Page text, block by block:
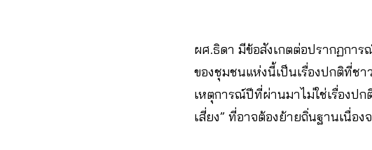
ผศ.ธิดา มีข้อสังเกตต่อปรากฏการ
ของชุมชนแห่งนี้เป็นเรื่องปกติที่ช
เหตุการณ์ปีที่ผ่านมาไม่ใช่เรื่องปก
เสี่ยง” ที่อาจต้องย้ายถิ่นฐานเนื่อง